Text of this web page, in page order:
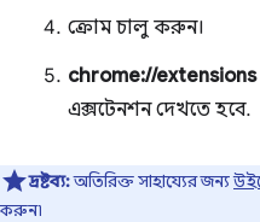
ক্রোম চালু করুন।
chrome://extensions
এক্সটেনশন দেখতে হবে.
দ্রষ্টব্য:অতিরিক্ত সাহায্যের জন্য
করুন৷